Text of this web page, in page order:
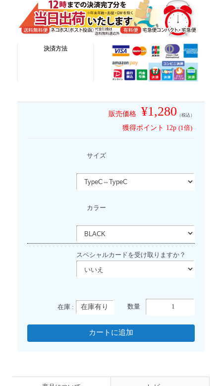
parts/single-item-content.php
on line728
a
宅急便コンパクト
決済方法
販売価格 ¥1,280 （税込）
獲得ポイント 12p (1倍)
サイズ
カラー
スペシャルカードを受け取りますか？
数量
在庫 : 在庫有り